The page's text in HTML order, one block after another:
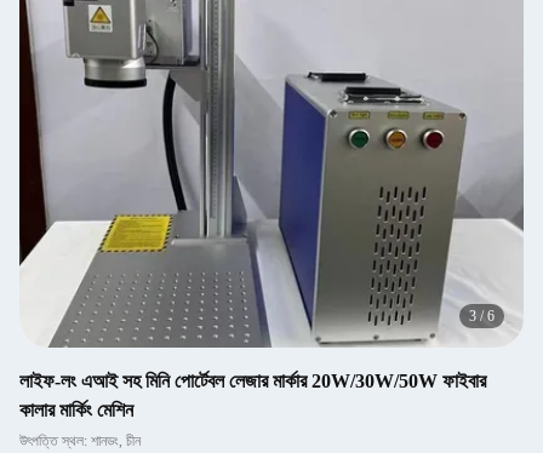
3 /6
লাইফ-লং এআই সহ মিনি পোর্টেবল লেজার মার্কার 20W/30W/50W ফাইবার
কালার মার্কিং মেশিন
উৎপত্তি স্থল: শানডং, চীন